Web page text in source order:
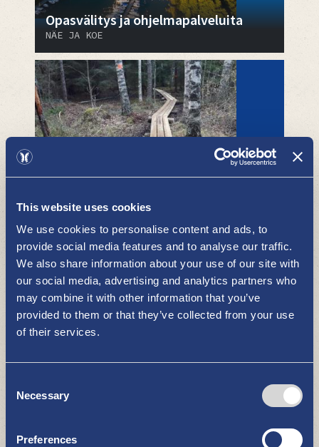
This website uses cookies
We use cookies to personalise content and ads, to
provide social media features and to analyse our traffic.
We also share information about your use of our site with
our social media, advertising and analytics partners who
may combine it with other information that you’ve
provided to them or that they’ve collected from your use
of their services.
Selection
Necessary
Preferences
Opasvälitys ja ohjelmapalveluita
NÄE JA KOE
Hiujärven luontopolku
Miittinki 8.8.2026
NÄE JA KOE